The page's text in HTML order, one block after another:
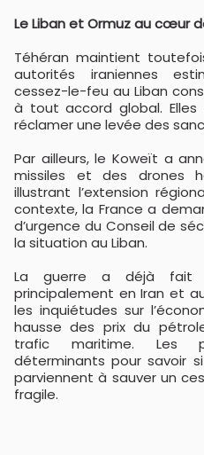
Le Liban et Ormuz au cœur
Téhéran maintient
autorités iraniennes
cessez-le-feu au Liban
à tout accord global.
réclamer une levée des
Par ailleurs, le Koweït a
missiles et des drones
illustrant l’extension
contexte, la France a
d’urgence du Conseil de
la situation au Liban.
La guerre a déjà fait
principalement en Iran et
les inquiétudes sur
hausse des prix du
trafic maritime. Les
déterminants pour savoir
parviennent à sauver un
fragile.